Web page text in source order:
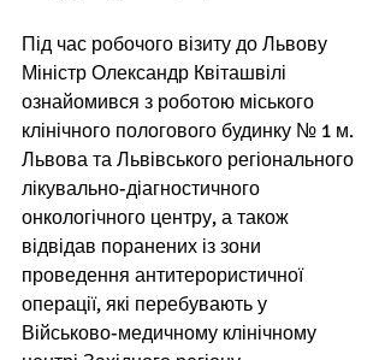
Під час робочого візиту до Львову
Міністр Олександр Квіташвілі
ознайомився з роботою міського
клінічного пологового будинку № 1 м.
Львова та Львівського регіонального
лікувально-діагностичного
онкологічного центру, а також
відвідав поранених із зони
проведення антитерористичної
операції, які перебувають у
Військово-медичному клінічному